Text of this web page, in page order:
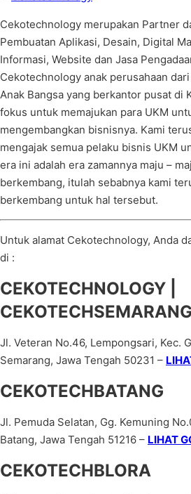
Cekotechnology merupakan Partner
Pembuatan Aplikasi, Desain, Digital
Informasi, Website dan Jasa
Cekotechnology anak perusahaan
Anak Bangsa yang berkantor pusat di
fokus untuk memajukan para UKM
mengembangkan bisnisnya. Kami
mengajak semua pelaku bisnis UKM
era ini adalah era zamannya maju –
berkembang, itulah sebabnya kami
berkembang untuk hal tersebut.
Untuk alamat Cekotechnology, Anda
di :
CEKOTECHNOLOGY |
Jl. Veteran No.46, Lempongsari, Kec.
Semarang, Jawa Tengah 50231 –
CEKOTECHBATANG
Jl. Pemuda Selatan, Gg. Kemuning
Batang, Jawa Tengah 51216 – LIHAT
CEKOTECHBLORA